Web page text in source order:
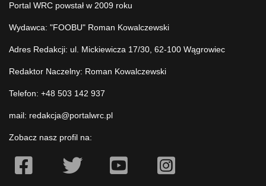
Portal WRC powstał w 2009 roku
Wydawca: "FOOBU" Roman Kowalczewski
Adres Redakcji: ul. Mickiewicza 17/30, 62-100 Wągrowiec
Redaktor Naczelny: Roman Kowalczewski
Telefon: +48 503 142 937
mail: redakcja@portalwrc.pl
Zobacz nasz profil na: